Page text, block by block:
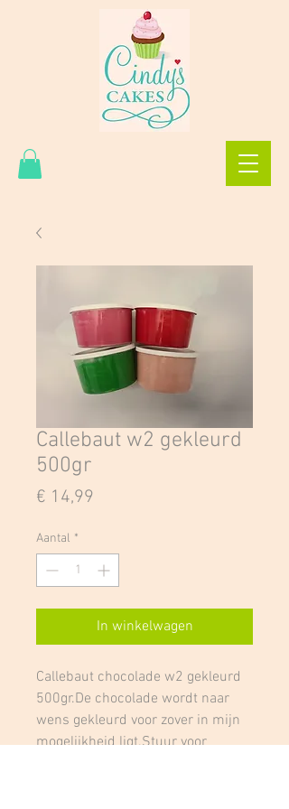
Callebaut w2 gekleurd
500gr
€ 14,99
Aantal *
In winkelwagen
Callebaut chocolade w2 gekleurd
500gr.De chocolade wordt naar
wens gekleurd voor zover in mijn
mogelijkheid ligt.Stuur voor